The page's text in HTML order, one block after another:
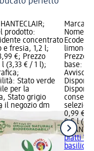
prodotto:
concentrato
e fresia, 1,2 l;
€; Prezzo
l (3,33 € / 1 l);
Stato verde
per la
Stato grigio
il negozio dm
Marca:
Nome
limone
Prezzo:
base:
Avviso
0,99 €
0,5 l
piatti
basilico,